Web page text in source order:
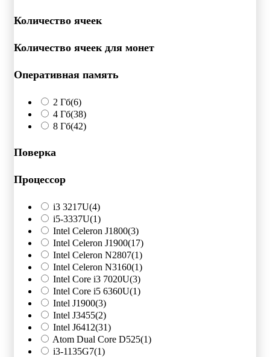
Количество ячеек
Количество ячеек для монет
Оперативная память
2 Гб(6)
4 Гб(38)
8 Гб(42)
Поверка
Процессор
i3 3217U(4)
i5-3337U(1)
Intel Celeron J1800(3)
Intel Celeron J1900(17)
Intel Celeron N2807(1)
Intel Celeron N3160(1)
Intel Core i3 7020U(3)
Intel Core i5 6360U(1)
Intel J1900(3)
Intel J3455(2)
Intel J6412(31)
Atom Dual Core D525(1)
i3-1135G7(1)